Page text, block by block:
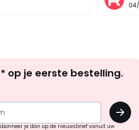
zoek
inspiratie
op je eerste bestelling.
OK
je dan op de nieuwsbrief vanuit uw